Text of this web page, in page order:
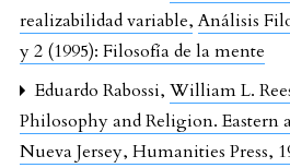
realizabilidad variable,Análisis
y 2 (1995): Filosofía de la mente
Eduardo Rabossi, William L.
Philosophy and Religion.
Nueva Jersey, Humanities Press,